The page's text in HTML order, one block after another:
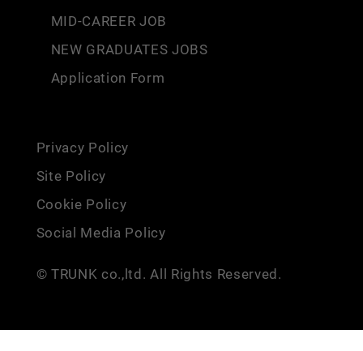
MID-CAREER JOB
NEW GRADUATES JOBS
Application Form
Privacy Policy
Site Policy
Cookie Policy
Social Media Policy
© TRUNK co.,ltd. All Rights Reserved.